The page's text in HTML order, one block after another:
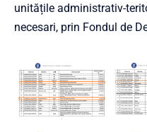
unitățile administrativ-
necesari, prin Fondul de